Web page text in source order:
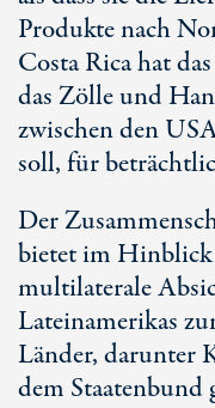
Produkte nach
Costa Ricahat das
das Zölle und
zwischen den
soll, für
Der
bietet im
multilaterale
Lateinamerikas
Länder, darunter
dem Staatenbund